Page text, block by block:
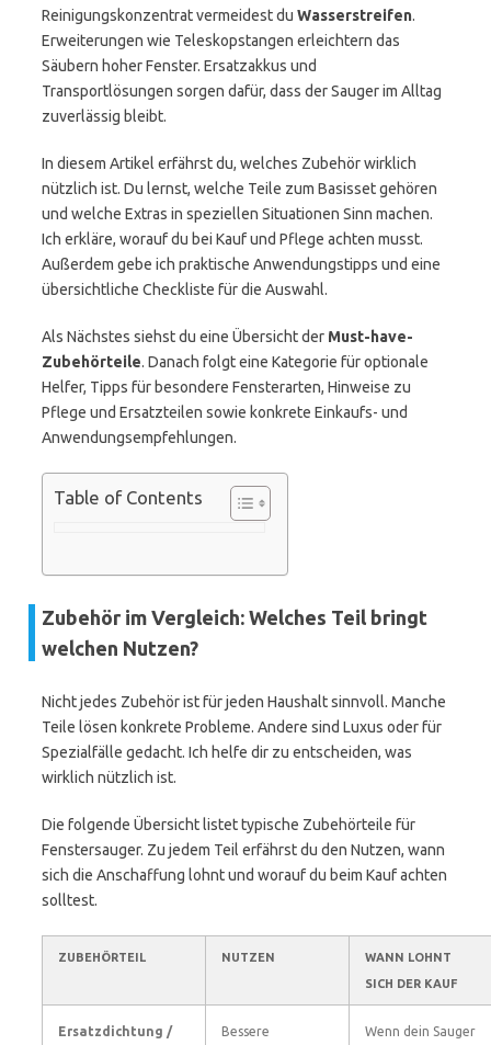
Reinigungskonzentrat vermeidest du Wasserstreifen.
Erweiterungen wie Teleskopstangen erleichtern das
Säubern hoher Fenster. Ersatzakkus und
Transportlösungen sorgen dafür, dass der Sauger im Alltag
zuverlässig bleibt.
In diesem Artikel erfährst du, welches Zubehör wirklich
nützlich ist. Du lernst, welche Teile zum Basisset gehören
und welche Extras in speziellen Situationen Sinn machen.
Ich erkläre, worauf du bei Kauf und Pflege achten musst.
Außerdem gebe ich praktische Anwendungstipps und eine
übersichtliche Checkliste für die Auswahl.
Als Nächstes siehst du eine Übersicht der Must-have-
Zubehörteile. Danach folgt eine Kategorie für optionale
Helfer, Tipps für besondere Fensterarten, Hinweise zu
Pflege und Ersatzteilen sowie konkrete Einkaufs- und
Anwendungsempfehlungen.
Table of Contents
Zubehör im Vergleich: Welches Teil bringt
welchen Nutzen?
Nicht jedes Zubehör ist für jeden Haushalt sinnvoll. Manche
Teile lösen konkrete Probleme. Andere sind Luxus oder für
Spezialfälle gedacht. Ich helfe dir zu entscheiden, was
wirklich nützlich ist.
Die folgende Übersicht listet typische Zubehörteile für
Fenstersauger. Zu jedem Teil erfährst du den Nutzen, wann
sich die Anschaffung lohnt und worauf du beim Kauf achten
solltest.
ZUBEHÖRTEIL NUTZEN
WANN LOHNT
SICH DER KAUF
Ersatzdichtung /
Bessere
Wenn dein Sauger